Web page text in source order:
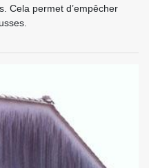
Cela permet d’empêcher